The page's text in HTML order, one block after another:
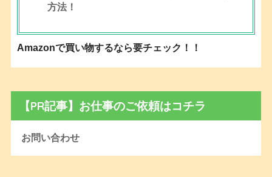
方法！
Amazonで買い物するなら要チェック！！
【PR記事】お仕事のご依頼はコチラ
お問い合わせ